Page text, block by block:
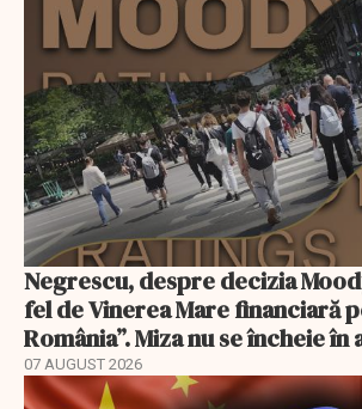
Negrescu, despre decizia
fel de Vinerea Mare financiară
România”. Miza nu se încheie în
07 AUGUST 2026